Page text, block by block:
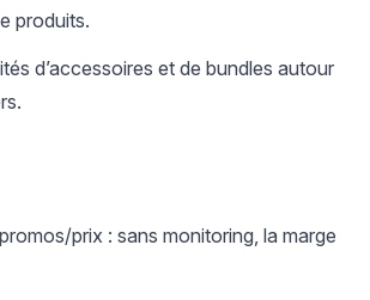
produits.
d’accessoires et de bundles autour
prix : sans monitoring, la marge